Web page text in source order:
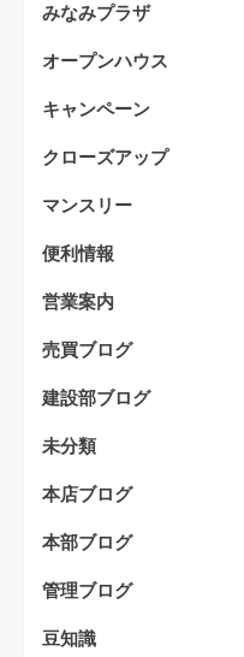
みなみプラザ
オープンハウス
キャンペーン
クローズアップ
マンスリー
便利情報
営業案内
売買ブログ
建設部ブログ
未分類
本店ブログ
本部ブログ
管理ブログ
豆知識